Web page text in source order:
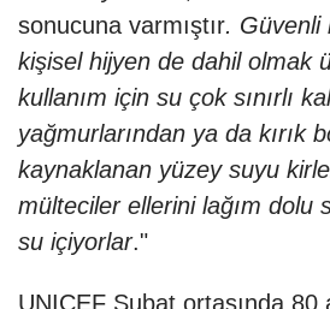
sonucuna varmıştır. Güvenli
kişisel hijyen de dahil olmak
kullanım için su çok sınırlı
yağmurlarından ya da kırık
kaynaklanan yüzey suyu
mülteciler ellerini lağım dolu
su içiyorlar."
UNICEF Şubat ortasında 80